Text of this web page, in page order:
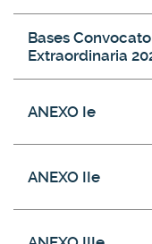
Bases
Extraordinaria
ANEXO Ie
ANEXO IIe